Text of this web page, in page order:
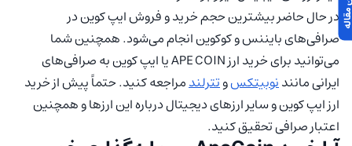
در حال حاضر بیشترین حجم خرید و فروش ایپ کوین در
صرافی‌های بایننس و کوکوین انجام می‌شود. همچنین شما
می‌توانید برای خرید ارز APE COIN یا ایپ کوین به صرافی‌های
ایرانی مانندنوبیتکسوتترلندمراجعه کنید. حتماً پیش از خرید
ارز ایپ کوین و سایر ارزهای دیجیتال درباره این ارزها و همچنین
اعتبار صرافی تحقیق کنید.